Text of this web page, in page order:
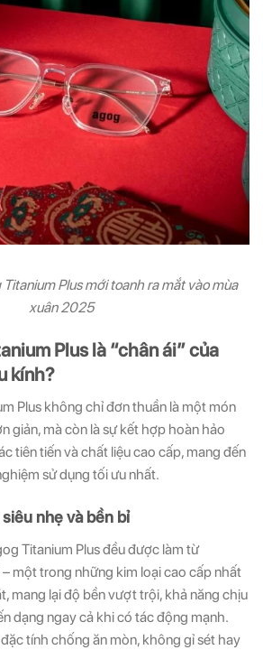
Plus mới toanh ra mắt vào mùa
xuân 2025
Plus là “chân ái” của
kính?
Plus không chỉ đơn thuần là một món
giản, mà còn là sự kết hợp hoàn hảo
tiên tiến và chất liệu cao cấp, mang đến
sử dụng tối ưu nhất.
nhẹ và bền bỉ
Titanium Plus đều được làm từ
một trong những kim loại cao cấp nhất
mang lại độ bền vượt trội, khả năng chịu
dạng ngay cả khi có tác động mạnh.
tính chống ăn mòn, không gỉ sét hay